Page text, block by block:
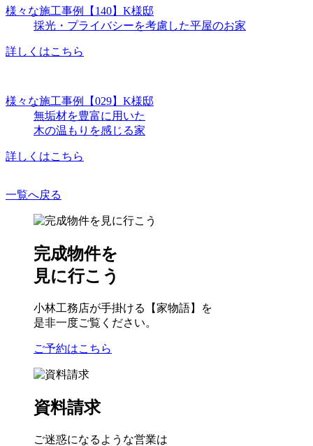
様々な施工事例
【140】K様邸
採光・プライバシーを考慮した平屋のお家
詳しくはこちら
様々な施工事例
【029】K様邸
無垢材を豊富に用いた
木の温もりを感じる家
詳しくはこちら
一覧へ戻る
完成物件を
見に行こう
小林工務店が手掛ける【家物語】を
是非一度ご覧ください。
ご予約はこちら
資料請求
ご迷惑になるような営業は